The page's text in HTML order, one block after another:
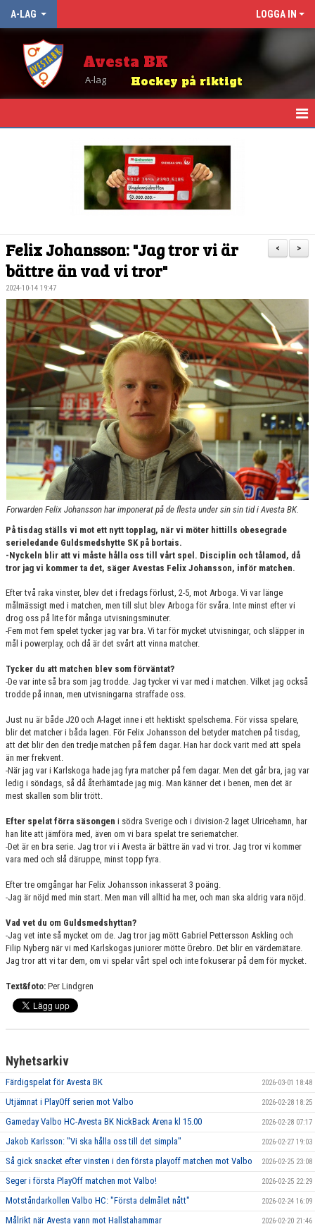
A-LAG LOGGA IN
Avesta BK
Hockey på riktigt
A-lag
MATCHER
TABELL OCH RESULTAT
KONTAKT
>
<
Felix Johansson: "Jag tror vi är
bättre än vad vi tror"
2024-10-14 19:47
Forwarden Felix Johansson har imponerat på de flesta under sin sin tid i Avesta BK.
På tisdag ställs vi mot ett nytt topplag, när vi möter hittills obesegrade
serieledande Guldsmedshytte SK på bortais.
-Nyckeln blir att vi måste hålla oss till vårt spel. Disciplin och tålamod, då
tror jag vi kommer ta det, säger Avestas Felix Johansson, inför matchen.
Efter två raka vinster, blev det i fredags förlust, 2-5, mot Arboga. Vi var länge
målmässigt med i matchen, men till slut blev Arboga för svåra. Inte minst efter vi
drog oss på lite för många utvisningsminuter.
-Fem mot fem spelet tycker jag var bra. Vi tar för mycket utvisningar, och släpper in
mål i powerplay, och då är det svårt att vinna matcher.
Tycker du att matchen blev som förväntat?
-De var inte så bra som jag trodde. Jag tycker vi var med i matchen. Vilket jag också
trodde på innan, men utvisningarna straffade oss.
Just nu är både J20 och A-laget inne i ett hektiskt spelschema. För vissa spelare,
blir det matcher i båda lagen. För Felix Johansson del betyder matchen på tisdag,
att det blir den den tredje matchen på fem dagar. Han har dock varit med att spela
än mer frekvent.
-När jag var i Karlskoga hade jag fyra matcher på fem dagar. Men det går bra, jag var
ledig i söndags, så då återhämtade jag mig. Man känner det i benen, men det är
mest skallen som blir trött.
Efter spelat förra säsongen i södra Sverige och i division-2 laget Ulricehamn, har
han lite att jämföra med, även om vi bara spelat tre seriematcher.
-Det är en bra serie. Jag tror vi i Avesta är bättre än vad vi tror. Jag tror vi kommer
vara med och slå däruppe, minst topp fyra.
Efter tre omgångar har Felix Johansson inkasserat 3 poäng.
-Jag är nöjd med min start. Men man vill alltid ha mer, och man ska aldrig vara nöjd.
Vad vet du om Guldsmedshyttan?
-Jag vet inte så mycket om de. Jag tror jag mött Gabriel Pettersson Askling och
Filip Nyberg när vi med Karlskogas juniorer mötte Örebro. Det blir en värdemätare.
Jag tror att vi tar dem, om vi spelar vårt spel och inte fokuserar på dem för mycket.
Text&foto: Per Lindgren
Nyhetsarkiv
Färdigspelat för Avesta BK 2026-03-01 18:48
Utjämnat i PlayOff serien mot Valbo 2026-02-28 18:25
Gameday Valbo HC-Avesta BK NickBack Arena kl 15.00 2026-02-28 07:17
Jakob Karlsson: "Vi ska hålla oss till det simpla" 2026-02-27 19:03
Så gick snacket efter vinsten i den första playoff matchen mot Valbo 2026-02-25 23:08
Seger i första PlayOff matchen mot Valbo! 2026-02-25 22:29
Motståndarkollen Valbo HC: "Första delmålet nått" 2026-02-24 16:09
Målrikt när Avesta vann mot Hallstahammar 2026-02-20 21:46